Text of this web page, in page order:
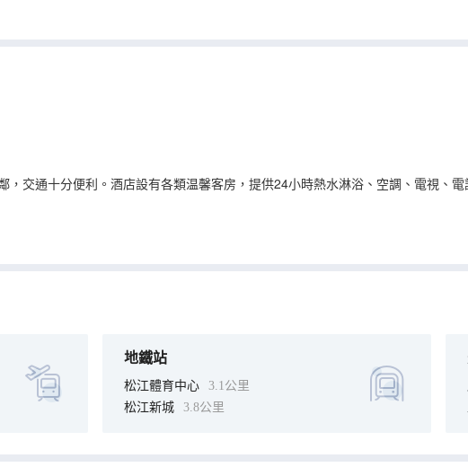
，交通十分便利。酒店設有各類温馨客房，提供24小時熱水淋浴、空調、電視、
地鐵站
松江體育中心
3.1公里
松江新城
3.8公里